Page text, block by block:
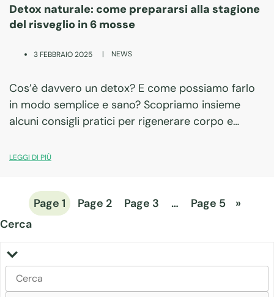
Detox naturale: come prepararsi alla stagione
del risveglio in 6 mosse
3 FEBBRAIO 2025 | NEWS
Cos’è davvero un detox? E come possiamo farlo
in modo semplice e sano? Scopriamo insieme
alcuni consigli pratici per rigenerare corpo e
LEGGI DI PIÙ
Page 1 Page 2 Page 3 … Page 5
»
Cerca